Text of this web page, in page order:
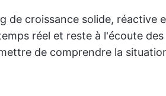
de croissance solide, réactive
réel et reste à l'écoute des
de comprendre la